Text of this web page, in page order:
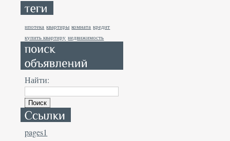
ипотека квартиры комната кредит
купить квартиру недвижимость
Найти:
pages1